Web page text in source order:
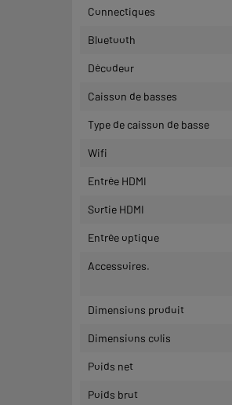
Connectiques
Bluetooth
Décodeur
Caisson de basses
Type de caisson de basse
Wifi
Entrée HDMI
Sortie HDMI
Entrée optique
Accessoires.
Dimensions produit
Dimensions colis
Poids net
Poids brut